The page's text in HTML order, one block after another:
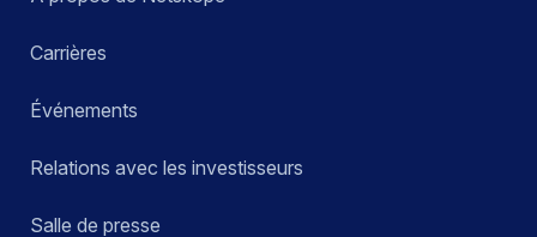
Carrières
Événements
Relations avec les investisseurs
Salle de presse